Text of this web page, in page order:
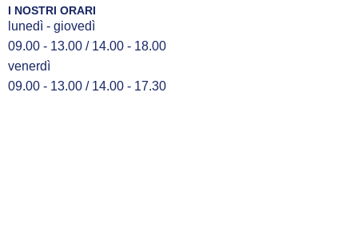
I NOSTRI ORARI
lunedì - giovedì
09.00 - 13.00 / 14.00 - 18.00
venerdì
09.00 - 13.00 / 14.00 - 17.30